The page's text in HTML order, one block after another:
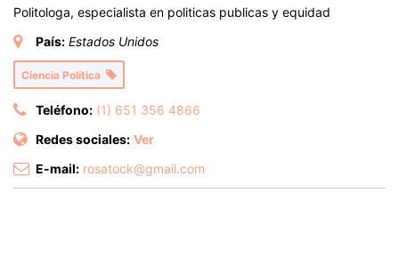
Politologa, especialista en politicas publicas y equidad
País: Estados Unidos
Ciencia Política
Teléfono: (1) 651 356 4866
Redes sociales: Ver
E-mail: rosatock@gmail.com